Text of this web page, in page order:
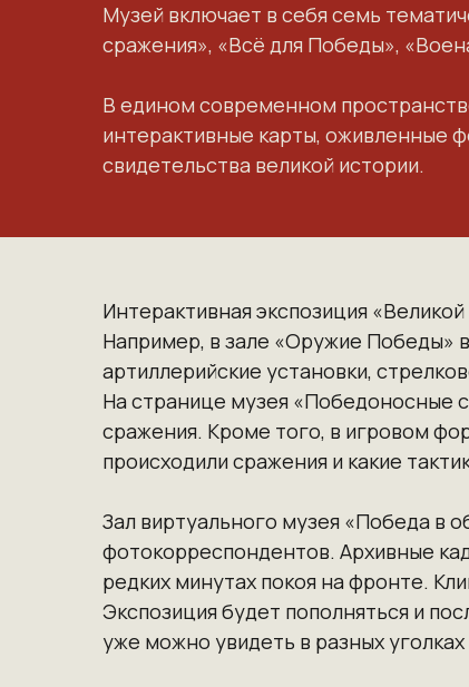
Музей включает в себя семь
сражения», «Всё для Победы»,
В едином современном
интерактивные карты, оживленные
свидетельства великой истории.
Интерактивная экспозиция
Например, в зале «Оружие Победы»
артиллерийские установки,
На странице музея «Победоносные
сражения. Кроме того, в игровом
происходили сражения и какие
Зал виртуального музея «Победа в
фотокорреспондентов. Архивные
редких минутах покоя на фронте.
Экспозиция будет пополняться и
уже можно увидеть в разных